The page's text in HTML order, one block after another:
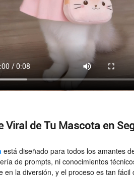
Viral de Tu Mascota en
está diseñado para todos los amantes
de prompts, ni conocimientos
la diversión, y el proceso es tan fácil